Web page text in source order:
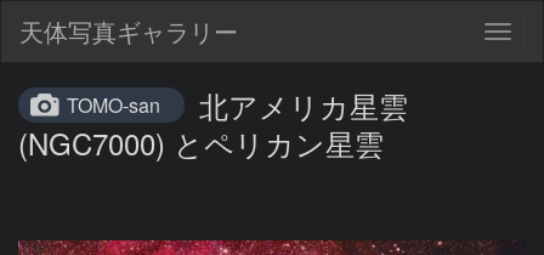
天体写真ギャラリー
TOMO-san
北アメリカ星雲
(NGC7000) とペリカン星雲